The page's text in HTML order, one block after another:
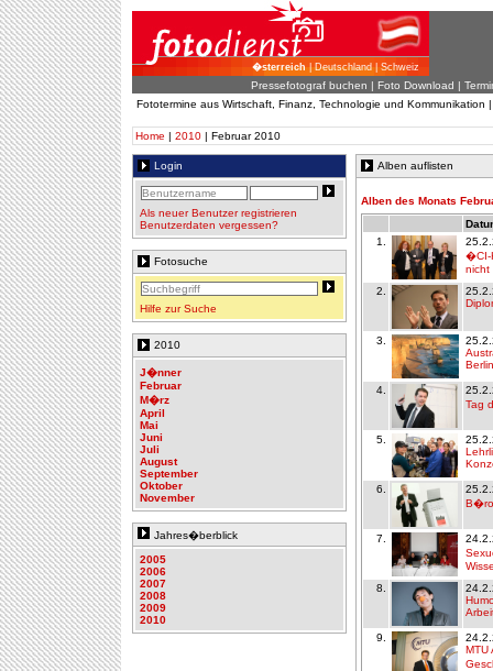
�sterreich| Deutschland | Schweiz
Pressefotograf buchen | Foto Download |
Fototermine aus Wirtschaft, Finanz, Technologie und Kommunikation
Home | 2010 | Februar 2010
Login
Als neuer Benutzer registrieren
Benutzerdaten vergessen?
Fotosuche
Hilfe zur Suche
2010
J�nner
Februar
M�rz
April
Mai
Juni
Juli
August
September
Oktober
November
Jahres�berblick
2005
2006
2007
2008
2009
2010
Alben auflisten
Alben des Monats
1.
�CI-
nicht
2.
3.
Berlin
4.
Tag
5.
6.
B�ro
7.
8.
9.
MTU